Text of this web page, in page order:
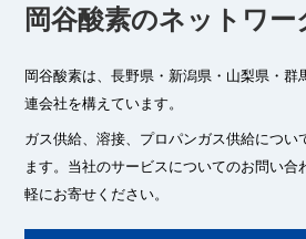
岡谷酸素のネットワー
岡谷酸素は、長野県・新潟県・山梨県・群
連会社を構えています。
ガス供給、溶接、プロパンガス供給につい
ます。 当社のサービスについてのお問い合
軽にお寄せください。